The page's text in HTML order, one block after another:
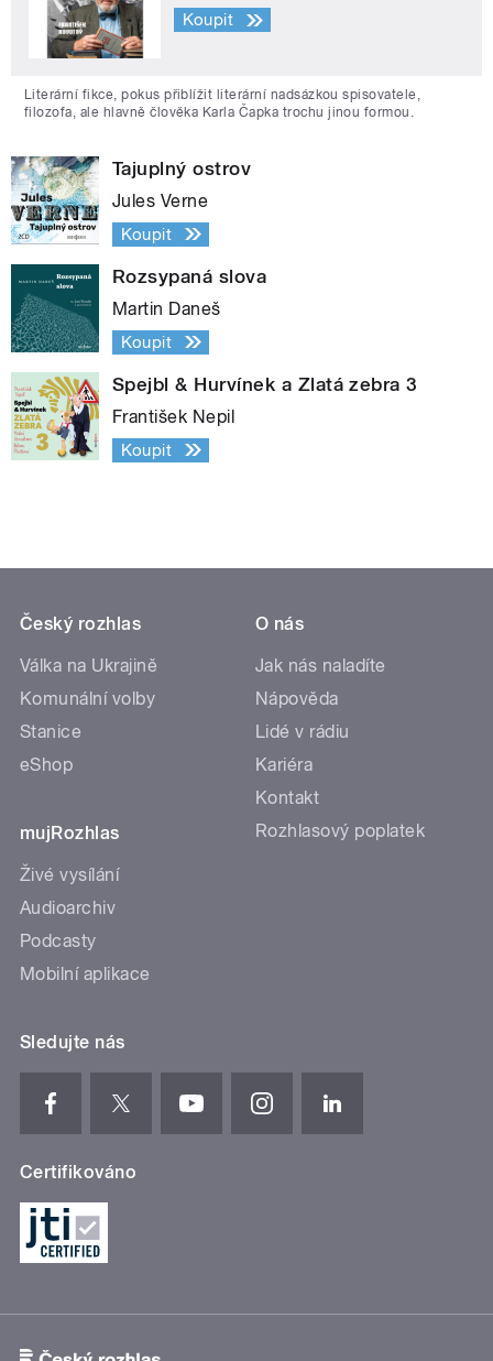
Koupit
Literární fikce, pokus přiblížit literární nadsázkou spisovatele,
filozofa, ale hlavně člověka Karla Čapka trochu jinou formou.
Tajuplný ostrov
Jules Verne
Koupit
Rozsypaná slova
Martin Daneš
Koupit
Spejbl & Hurvínek a Zlatá zebra 3
František Nepil
Koupit
Český rozhlas
Válka na Ukrajině
Komunální volby
Stanice
eShop
mujRozhlas
Živé vysílání
Audioarchiv
Podcasty
Mobilní aplikace
O nás
Jak nás naladíte
Nápověda
Lidé v rádiu
Kariéra
Kontakt
Rozhlasový poplatek
Sledujte nás
Certifikováno